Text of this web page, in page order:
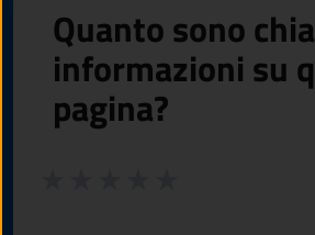
Quanto sono
informazioni su
pagina?